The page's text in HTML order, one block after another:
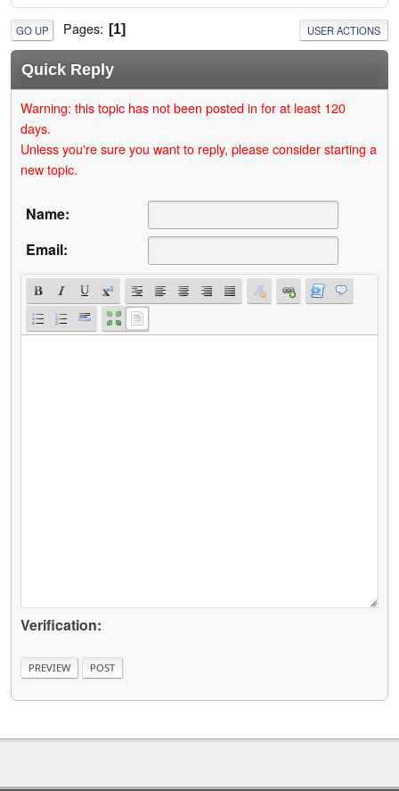
GO UP Pages 1 USER ACTIONS
Quick Reply
Warning: this topic has not been posted in for at least 120
days.
Unless you're sure you want to reply, please consider starting a
new topic.
Name:
Email:
Verification: